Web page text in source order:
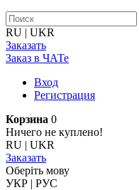
RU | UKR
Заказать
Заказ в ЧАТе
Вход
Регистрация
Корзина 0
Ничего не куплено!
RU | UKR
Заказать
Оберiть мову
УКР | РУС